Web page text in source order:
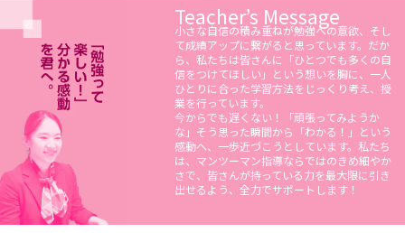
Teacher’s Message
小さな自信の積み重ねが勉強への意欲、そし
て成績アップに繋がると思っています。だか
ら、私たちは皆さんに「ひとつでも多くの自
信をつけてほしい」という想いを胸に、一人
ひとりに合った学習方法をじっくり考え、授
業を行っています。
今からでも遅くない！「頑張ってみようか
な」そう思った瞬間から「わかる！」という
感動へ、一歩近づこうとしています。私たち
は、マンツーマン指導ならではのきめ細やか
さで、皆さんが持っている力を最大限に引き
出せるよう、全力でサポートします！